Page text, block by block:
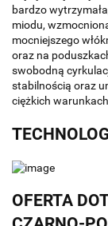
bardzo
miodu,
mocniejszego
oraz na
swobodną
stabilnością oraz
ciężkich
OFERTA